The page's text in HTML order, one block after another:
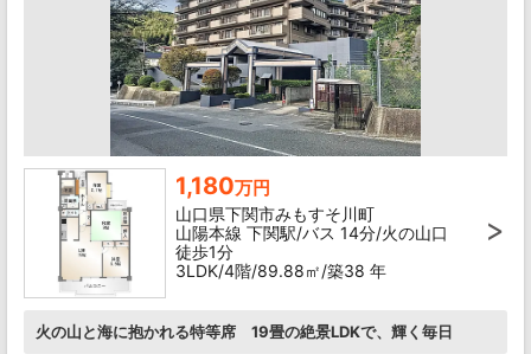
1,180万円
山口県下関市みもすそ川町
山陽本線 下関駅/バス 14分/火の山口
徒歩1分
3LDK/4階/89.88㎡/築38 年
火の山と海に抱かれる特等席 19畳の絶景LDKで、輝く毎日